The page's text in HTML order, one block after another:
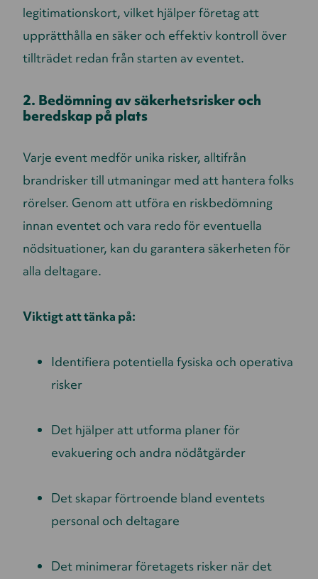
legitimationskort, vilket hjälper företag att
upprätthålla en säker och effektiv kontroll över
tillträdet redan från starten av eventet.
2. Bedömning av säkerhetsrisker och
beredskap på plats
Varje event medför unika risker, alltifrån
brandrisker till utmaningar med att hantera folks
rörelser. Genom att utföra en riskbedömning
innan eventet och vara redo för eventuella
nödsituationer, kan du garantera säkerheten för
alla deltagare.
Viktigt att tänka på:
Identifiera potentiella fysiska och operativa
risker
Det hjälper att utforma planer för
evakuering och andra nödåtgärder
Det skapar förtroende bland eventets
personal och deltagare
Det minimerar företagets risker när det